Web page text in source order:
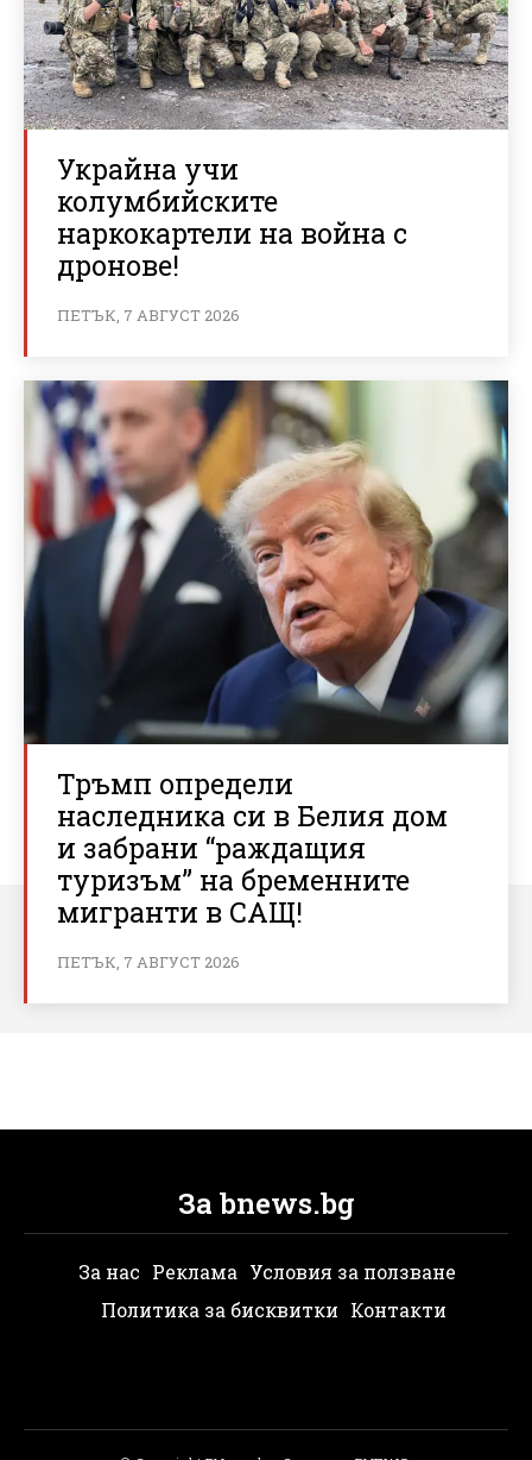
Украйна учи
колумбийските
наркокартели на война с
дронове!
ПЕТЪК, 7 АВГУСТ 2026
Тръмп определи
наследника си в Белия дом
и забрани “раждащия
туризъм” на бременните
мигранти в САЩ!
ПЕТЪК, 7 АВГУСТ 2026
За bnews.bg
За нас Реклама Условия за ползване
Политика за бисквитки Контакти